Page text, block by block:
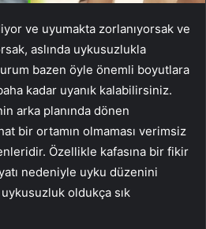
ve uyumakta zorlanıyorsak ve
aslında uykusuzlukla
bazen öyle önemli boyutlara
kadar uyanık kalabilirsiniz.
arka planında dönen
bir ortamın olmaması verimsiz
Özellikle kafasına bir fikir
nedeniyle uyku düzenini
oldukça sık